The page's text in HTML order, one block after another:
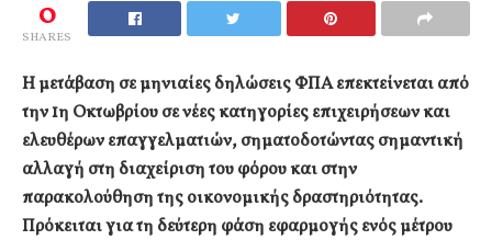
0
SHARES
Η μετάβαση σε μηνιαίες δηλώσεις ΦΠΑ επεκτείνεται από
την 1η Οκτωβρίου σε νέες κατηγορίες επιχειρήσεων και
ελευθέρων επαγγελματιών, σηματοδοτώντας σημαντική
αλλαγή στη διαχείριση του φόρου και στην
παρακολούθηση της οικονομικής δραστηριότητας.
Πρόκειται για τη δεύτερη φάση εφαρμογής ενός μέτρου